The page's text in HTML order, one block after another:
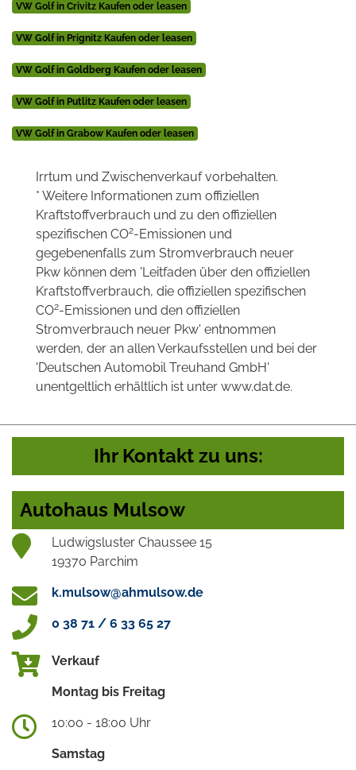
VW Golf in Crivitz Kaufen oder leasen
VW Golf in Prignitz Kaufen oder leasen
VW Golf in Goldberg Kaufen oder leasen
VW Golf in Putlitz Kaufen oder leasen
VW Golf in Grabow Kaufen oder leasen
Irrtum und Zwischenverkauf vorbehalten.
* Weitere Informationen zum offiziellen
Kraftstoffverbrauch und zu den offiziellen
spezifischen CO2-Emissionen und
gegebenenfalls zum Stromverbrauch neuer
Pkw können dem 'Leitfaden über den offiziellen
Kraftstoffverbrauch, die offiziellen spezifischen
CO2-Emissionen und den offiziellen
Stromverbrauch neuer Pkw' entnommen
werden, der an allen Verkaufsstellen und bei der
'Deutschen Automobil Treuhand GmbH'
unentgeltlich erhältlich ist unter www.dat.de.
Ihr Kontakt zu uns:
Autohaus Mulsow
Ludwigsluster Chaussee 15
19370 Parchim
k.mulsow@ahmulsow.de
0 38 71 / 6 33 65 27
Verkauf
Montag bis Freitag
10:00 - 18:00 Uhr
Samstag